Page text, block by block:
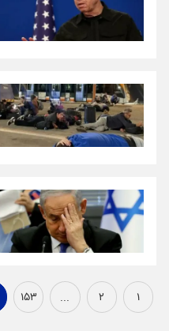
۱ ۲ ... ۱۵۳